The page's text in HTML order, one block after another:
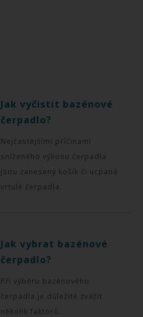
Jak vyčistit bazénové
čerpadlo?
Nejčastějšími příčinami
sníženého výkonu čerpadla
jsou zanesený košík či ucpaná
vrtule čerpadla.
Jak vybrat bazénové
čerpadlo?
Při výběru bazénového
čerpadla je důležité zvážit
několik faktorů.